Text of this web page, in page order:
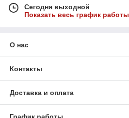
Сегодня выходной
Показать весь график работы
О нас
Контакты
Доставка и оплата